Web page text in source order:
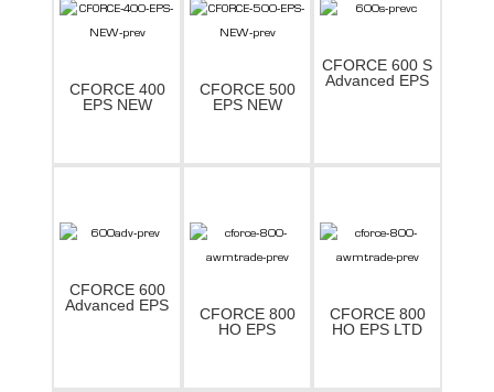
CFORCE 400
EPS NEW
CFORCE 500
EPS NEW
CFORCE 600 S
Advanced EPS
CFORCE 600
Advanced EPS
CFORCE 800
HO EPS
CFORCE 800
HO EPS LTD